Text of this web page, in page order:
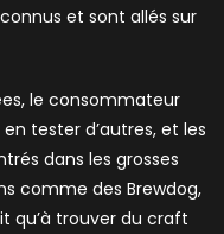
et sont allés sur
le consommateur
tester d’autres, et les
dans les grosses
comme des Brewdog,
qu’à trouver du craft